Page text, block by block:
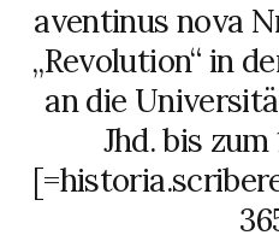
aventinus nova
„Revolution“ in
an die
Jhd. bis